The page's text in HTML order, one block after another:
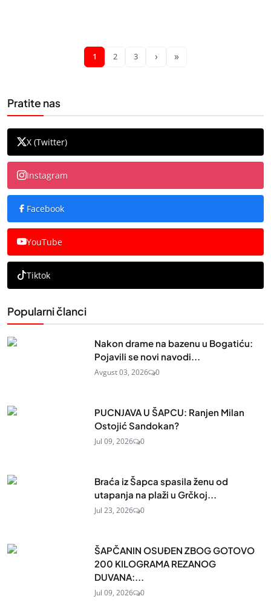
1 2 3 › »
Pratite nas
X (Twitter)
Instagram
Facebook
YouTube
Tiktok
Popularni članci
Nakon drame na bazenu u Bogatiću:
Pojavili se novi navodi...
Avgust 03, 2026 0
PUCNJAVA U ŠAPCU: Ranjen Milan
Ostojić Sandokan?
Jul 09, 2026 0
Braća iz Šapca spasila ženu od
utapanja na plaži u Grčkoj...
Jul 23, 2026 0
ŠAPČANIN OSUĐEN ZBOG GOTOVO
200 KILOGRAMA REZANOG
DUVANA:...
Jul 09, 2026 0